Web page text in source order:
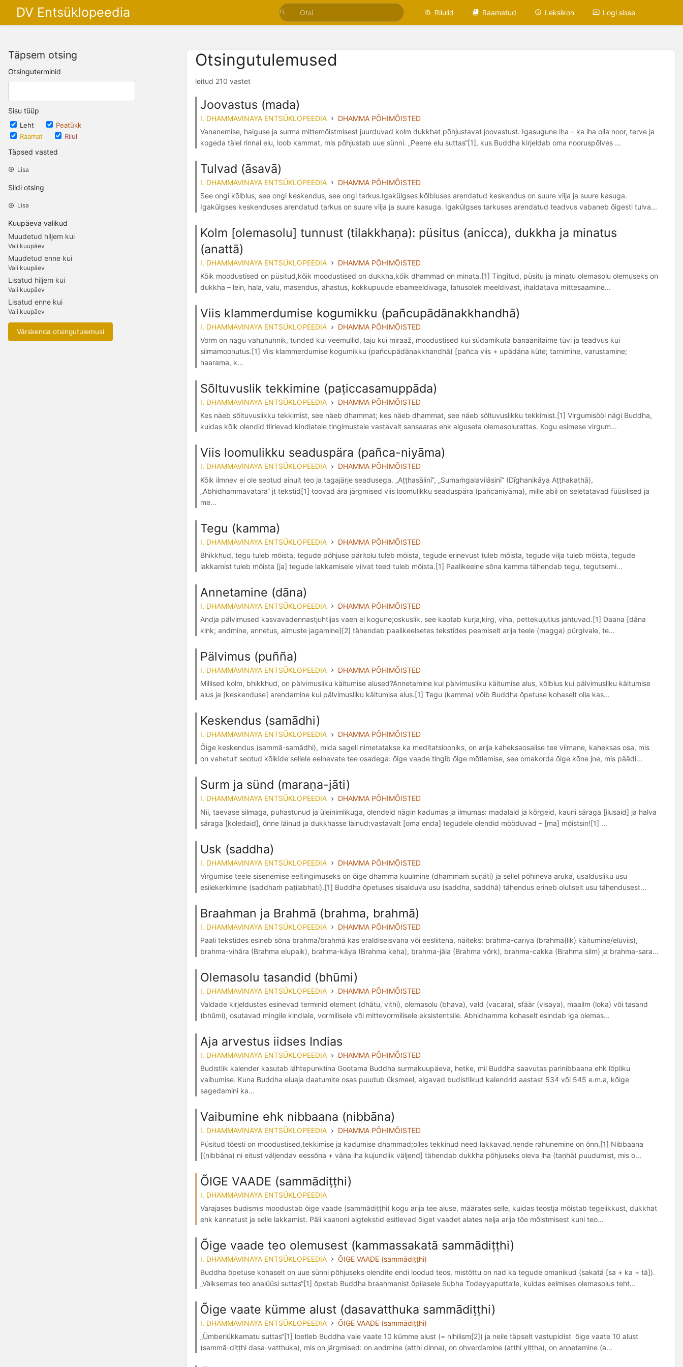
DV Entsüklopeedia Riiulid Raamatud Leksikon Logi sisse
Täpsem otsing
Otsinguterminid
Sisu tüüp
Leht
Peatükk
Raamat
Riiul
Täpsed vasted
Lisa
Sildi otsing
Lisa
Kuupäeva valikud
Muudetud hiljem kui
Vali kuupäev
Muudetud enne kui
Vali kuupäev
Lisatud hiljem kui
Vali kuupäev
Lisatud enne kui
Vali kuupäev
Värskenda otsingutulemusi
Otsingutulemused
leitud 210 vastet
Joovastus (mada)
I. DHAMMAVINAYA ENTSÜKLOPEEDIA
DHAMMA PÕHIMÕISTED
Vananemise, haiguse ja surma mittemõistmisest juurduvad kolm dukkhat põhjustavat joovastust. Igasugune iha – ka iha olla noor, terve ja
kogeda täiel rinnal elu, loob kammat, mis põhjustab uue sünni. „Peene elu suttas“[1], kus Buddha kirjeldab oma nooruspõlves ...
Tulvad (āsavā)
I. DHAMMAVINAYA ENTSÜKLOPEEDIA
DHAMMA PÕHIMÕISTED
See ongi kõlblus, see ongi keskendus, see ongi tarkus.Igakülgses kõlbluses arendatud keskendus on suure vilja ja suure kasuga.
Igakülgses keskenduses arendatud tarkus on suure vilja ja suure kasuga. Igakülgses tarkuses arendatud teadvus vabaneb õigesti tulva...
Kolm [olemasolu] tunnust (tilakkhaṇa): püsitus (anicca), dukkha ja minatus
(anattā)
I. DHAMMAVINAYA ENTSÜKLOPEEDIA
DHAMMA PÕHIMÕISTED
Kõik moodustised on püsitud,kõik moodustised on dukkha,kõik dhammad on minata.[1] Tingitud, püsitu ja minatu olemasolu olemuseks on
dukkha – lein, hala, valu, masendus, ahastus, kokkupuude ebameeldivaga, lahusolek meeldivast, ihaldatava mittesaamine...
Viis klammerdumise kogumikku (pañcupādānakkhandhā)
I. DHAMMAVINAYA ENTSÜKLOPEEDIA
DHAMMA PÕHIMÕISTED
Vorm on nagu vahuhunnik, tunded kui veemullid, taju kui miraaž, moodustised kui südamikuta banaanitaime tüvi ja teadvus kui
silmamoonutus.[1] Viis klammerdumise kogumikku (pañcupādānakkhandhā) [pañca viis + upādāna küte; tarnimine, varustamine;
haarama, k...
Sõltuvuslik tekkimine (paṭiccasamuppāda)
I. DHAMMAVINAYA ENTSÜKLOPEEDIA
DHAMMA PÕHIMÕISTED
Kes näeb sõltuvuslikku tekkimist, see näeb dhammat; kes näeb dhammat, see näeb sõltuvuslikku tekkimist.[1] Virgumisööl nägi Buddha,
kuidas kõik olendid tiirlevad kindlatele tingimustele vastavalt sansaaras ehk alguseta olemasolurattas. Kogu esimese virgum...
Viis loomulikku seaduspära (pañca-niyāma)
I. DHAMMAVINAYA ENTSÜKLOPEEDIA
DHAMMA PÕHIMÕISTED
Kõik ilmnev ei ole seotud ainult teo ja tagajärje seadusega. „Aṭṭhasālinī“, „Sumaṁgalavilāsinī“ (Dīghanikāya Aṭṭhakathā),
„Abhidhammavatara“ jt tekstid[1] toovad ära järgmised viis loomulikku seaduspära (pañcaniyāma), mille abil on seletatavad füüsilised ja
me...
Tegu (kamma)
I. DHAMMAVINAYA ENTSÜKLOPEEDIA
DHAMMA PÕHIMÕISTED
Bhikkhud, tegu tuleb mõista, tegude põhjuse päritolu tuleb mõista, tegude erinevust tuleb mõista, tegude vilja tuleb mõista, tegude
lakkamist tuleb mõista [ja] tegude lakkamisele viivat teed tuleb mõista.[1] Paalikeelne sõna kamma tähendab tegu, tegutsemi...
Annetamine (dāna)
I. DHAMMAVINAYA ENTSÜKLOPEEDIA
DHAMMA PÕHIMÕISTED
Andja pälvimused kasvavadennastjuhtijas vaen ei kogune;oskuslik, see kaotab kurja,kirg, viha, pettekujutlus jahtuvad.[1] Daana [dāna
kink; andmine, annetus, almuste jagamine][2] tähendab paalikeelsetes tekstides peamiselt arija teele (magga) pürgivale, te...
Pälvimus (puñña)
I. DHAMMAVINAYA ENTSÜKLOPEEDIA
DHAMMA PÕHIMÕISTED
Millised kolm, bhikkhud, on pälvimusliku käitumise alused?Annetamine kui pälvimusliku käitumise alus, kõlblus kui pälvimusliku käitumise
alus ja [keskenduse] arendamine kui pälvimusliku käitumise alus.[1] Tegu (kamma) võib Buddha õpetuse kohaselt olla kas...
Keskendus (samādhi)
I. DHAMMAVINAYA ENTSÜKLOPEEDIA
DHAMMA PÕHIMÕISTED
Õige keskendus (sammā-samādhi), mida sageli nimetatakse ka meditatsiooniks, on arija kaheksaosalise tee viimane, kaheksas osa, mis
on vahetult seotud kõikide sellele eelnevate tee osadega: õige vaade tingib õige mõtlemise, see omakorda õige kõne jne, mis päädi...
Surm ja sünd (maraṇa-jāti)
I. DHAMMAVINAYA ENTSÜKLOPEEDIA
DHAMMA PÕHIMÕISTED
Nii, taevase silmaga, puhastunud ja üleinimlikuga, olendeid nägin kadumas ja ilmumas: madalaid ja kõrgeid, kauni säraga [ilusaid] ja halva
säraga [koledaid], õnne läinud ja dukkhasse läinud;vastavalt [oma enda] tegudele olendid mööduvad – [ma] mõistsin![1] ...
Usk (saddha)
I. DHAMMAVINAYA ENTSÜKLOPEEDIA
DHAMMA PÕHIMÕISTED
Virgumise teele sisenemise eeltingimuseks on õige dhamma kuulmine (dhammaṁ suṇāti) ja sellel põhineva aruka, usaldusliku usu
esilekerkimine (saddhaṁ paṭilabhati).[1] Buddha õpetuses sisalduva usu (saddha, saddhā) tähendus erineb oluliselt usu tähendusest...
Braahman ja Brahmā (brahma, brahmā)
I. DHAMMAVINAYA ENTSÜKLOPEEDIA
DHAMMA PÕHIMÕISTED
Paali tekstides esineb sõna brahma/brahmā kas eraldiseisvana või eesliitena, näiteks: brahma-cariya (brahma(lik) käitumine/eluviis),
brahma-vihāra (Brahma elupaik), brahma-kāya (Brahma keha), brahma-jāla (Brahma võrk), brahma-cakka (Brahma silm) ja brahma-sara...
Olemasolu tasandid (bhūmi)
I. DHAMMAVINAYA ENTSÜKLOPEEDIA
DHAMMA PÕHIMÕISTED
Valdade kirjeldustes esinevad terminid element (dhātu, vithi), olemasolu (bhava), vald (vacara), sfäär (visaya), maailm (loka) või tasand
(bhūmi), osutavad mingile kindlale, vormilisele või mittevormilisele eksistentsile. Abhidhamma kohaselt esindab iga olemas...
Aja arvestus iidses Indias
I. DHAMMAVINAYA ENTSÜKLOPEEDIA
DHAMMA PÕHIMÕISTED
Budistlik kalender kasutab lähtepunktina Gootama Buddha surmakuupäeva, hetke, mil Buddha saavutas parinibbaana ehk lõpliku
vaibumise. Kuna Buddha eluaja daatumite osas puudub üksmeel, algavad budistlikud kalendrid aastast 534 või 545 e.m.a, kõige
sagedamini ka...
Vaibumine ehk nibbaana (nibbāna)
I. DHAMMAVINAYA ENTSÜKLOPEEDIA
DHAMMA PÕHIMÕISTED
Püsitud tõesti on moodustised,tekkimise ja kadumise dhammad;olles tekkinud need lakkavad,nende rahunemine on õnn.[1] Nibbaana
[(nibbāna) ni eitust väljendav eessõna + vāna iha kujundlik väljend] tähendab dukkha põhjuseks oleva iha (taṇhā) puudumist, mis o...
ÕIGE VAADE (sammādiṭṭhi)
I. DHAMMAVINAYA ENTSÜKLOPEEDIA
Varajases budismis moodustab õige vaade (sammādiṭṭhi) kogu arija tee aluse, määrates selle, kuidas teostja mõistab tegelikkust, dukkhat
ehk kannatust ja selle lakkamist. Pāli kaanoni algtekstid esitlevad õiget vaadet alates nelja arija tõe mõistmisest kuni teo...
Õige vaade teo olemusest (kammassakatā sammādiṭṭhi)
I. DHAMMAVINAYA ENTSÜKLOPEEDIA
ÕIGE VAADE (sammādiṭṭhi)
Buddha õpetuse kohaselt on uue sünni põhjuseks olendite endi loodud teos, mistõttu on nad ka tegude omanikud (sakatā [sa + ka + tā]).
„Väiksemas teo analüüsi suttas“[1] õpetab Buddha braahmanist õpilasele Subha Todeyyaputta’le, kuidas eelmises olemasolus teht...
Õige vaate kümme alust (dasavatthuka sammādiṭṭhi)
I. DHAMMAVINAYA ENTSÜKLOPEEDIA
ÕIGE VAADE (sammādiṭṭhi)
„Ümberlükkamatu suttas“[1] loetleb Buddha vale vaate 10 kümme alust (= nihilism[2]) ja neile täpselt vastupidist õige vaate 10 alust
(sammā-diṭṭhi dasa-vatthuka), mis on järgmised: on andmine (atthi dinna), on ohverdamine (atthi yiṭṭha), on annetamine (a...